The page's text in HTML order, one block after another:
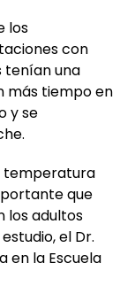
los
con
tenían una
más tiempo en
y se
temperatura
que
los adultos
el Dr.
en la Escuela